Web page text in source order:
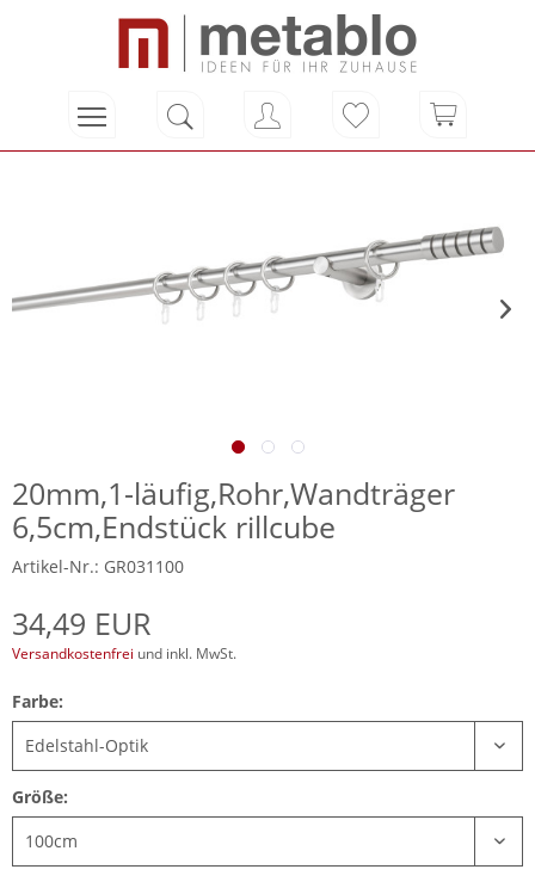
20mm,1-läufig,Rohr,Wandträger
6,5cm,Endstück rillcube
Artikel-Nr.: GR031100
34,49 EUR
Versandkostenfrei und inkl. MwSt.
Farbe:
Größe: